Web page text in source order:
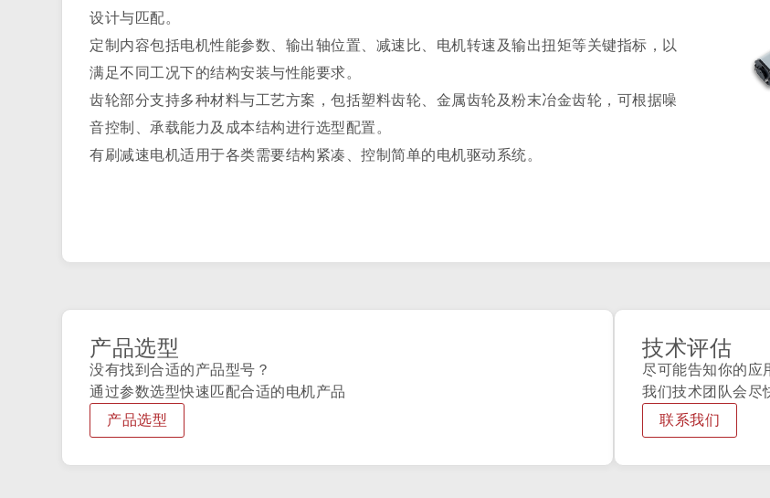
设计与匹配。
定制内容包括电机性能参数、输出轴位置、减速比、电机转速及输出扭矩等关键指标，以
满足不同工况下的结构安装与性能要求。
齿轮部分支持多种材料与工艺方案，包括塑料齿轮、金属齿轮及粉末冶金齿轮，可根据噪
音控制、承载能力及成本结构进行选型配置。
有刷减速电机适用于各类需要结构紧凑、控制简单的电机驱动系统。
产品选型
没有找到合适的产品型号？
通过参数选型快速匹配合适的电机产品
产品选型
技术评估
尽可能告知你的应
我们技术团队会尽
联系我们